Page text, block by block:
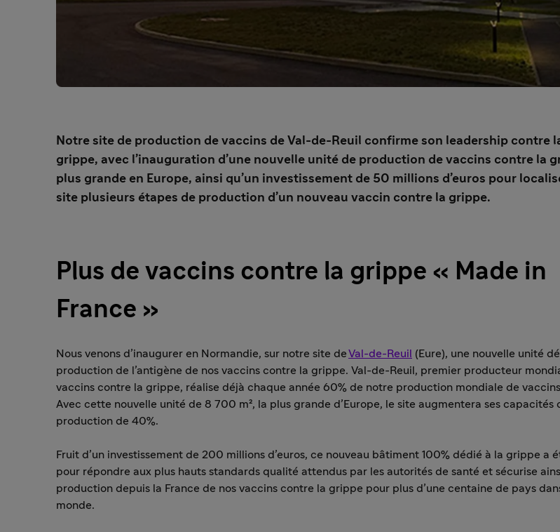
Notre site de production de vaccins de Val-de-Reuil confirme son leadership contre
grippe, avec l’inauguration d’une nouvelle unité de production de vaccins contre la
plus grande en Europe, ainsi qu’un investissement de 50 millions d’euros pour
site plusieurs étapes de production d’un nouveau vaccin contre la grippe.
Plus de vaccins contre la grippe « Made in
France »
Nous venons d’inaugurer en Normandie, sur notre site deVal-de-Reuil
(Eure), une nouvelle unité
production de l’antigène de nos vaccins contre la grippe. Val-de-Reuil, premier producteur
vaccins contre la grippe, réalise déjà chaque année 60% de notre production mondiale de
Avec cette nouvelle unité de 8 700 m², la plus grande d’Europe, le site augmentera ses capacités
production de 40%.
Fruit d’un investissement de 200 millions d’euros, ce nouveau bâtiment 100% dédié à la grippe a
pour répondre aux plus hauts standards qualité attendus par les autorités de santé et sécurise
production depuis la France de nos vaccins contre la grippe pour plus d’une centaine de pays
monde.